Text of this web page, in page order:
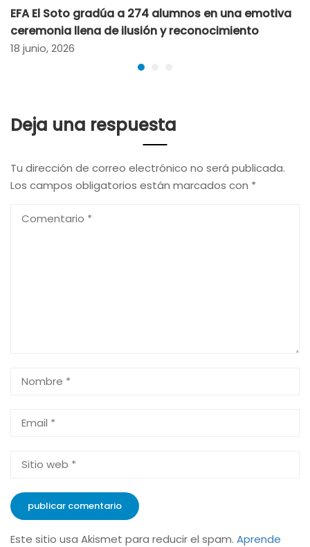
EFA El Soto gradúa a 274 alumnos en una emotiva
ceremonia llena de ilusión y reconocimiento
18 junio, 2026
Deja una respuesta
Tu dirección de correo electrónico no será publicada.
Los campos obligatorios están marcados con *
Este sitio usa Akismet para reducir el spam. Aprende